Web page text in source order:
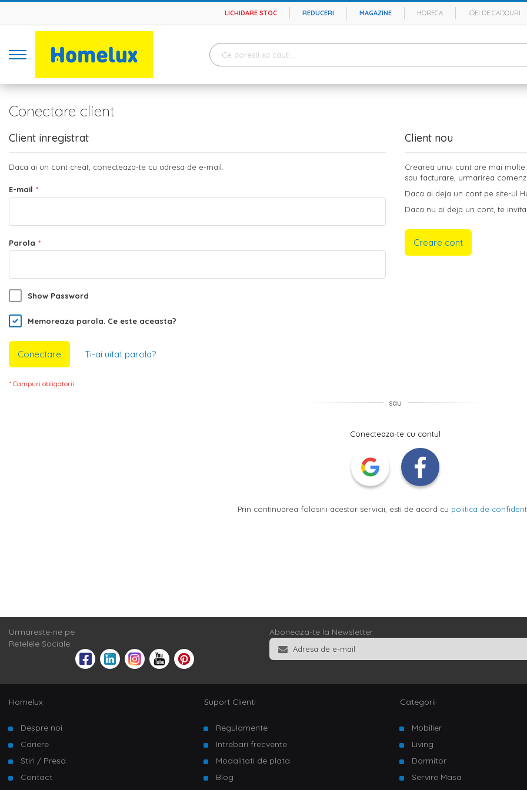
LICHIDARE STOC REDUCERI MAGAZINE HORECA IDEI DE CADOURI
Conectare client
Client inregistrat
Daca ai un cont creat, conecteaza-te cu adresa de e-mail.
E-mail
Parola
Show Password
Memoreaza parola. Ce este aceasta?
Conectare Ti-ai uitat parola?
Client nou
Crearea unui cont are mai
sau facturare, urmarirea
Daca ai deja un cont pe site-ul
Daca nu ai deja un cont, te
Creare cont
sau
Conecteaza-te cu contul
Prin continuarea folosirii acestor servicii, esti de acord cu politica de
Urmareste-ne pe
Retelele Sociale:
Aboneaza-te la Newsletter
Homelux
Despre noi
Cariere
Stiri / Presa
Contact
Suport Clienti
Regulamente
Intrebari frecvente
Modalitati de plata
Blog
Categorii
Mobilier
Living
Dormitor
Servire Masa